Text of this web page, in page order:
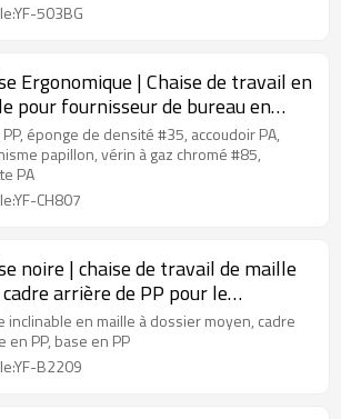
503BG
Ergonomique | Chaise de travail en
pour fournisseur de bureau en
PP, éponge de densité #35, accoudoir PA,
papillon, vérin à gaz chromé #85,
PA
CH807
noire | chaise de travail de maille
arrière de PP pour le
de bureau
inclinable en maille à dossier moyen, cadre
en PP, base en PP
B2209